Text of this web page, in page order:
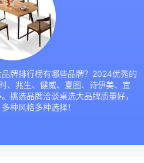
牌排行榜有哪些品牌？2024优秀的
、兆生、健威、夏图、诗伊美、宜
挑选品牌洽谈桌选大品牌质量好，
种风格多种选择！